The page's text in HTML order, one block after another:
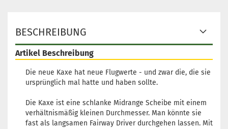
BESCHREIBUNG
Artikel Beschreibung
Die neue Kaxe hat neue Flugwerte - und zwar die, die sie
ursprünglich mal hatte und haben sollte.
Die Kaxe ist eine schlanke Midrange Scheibe mit einem
verhältnismäßig kleinen Durchmesser. Man könnte sie
fast als langsamen Fairway Driver durchgehen lassen. Mit